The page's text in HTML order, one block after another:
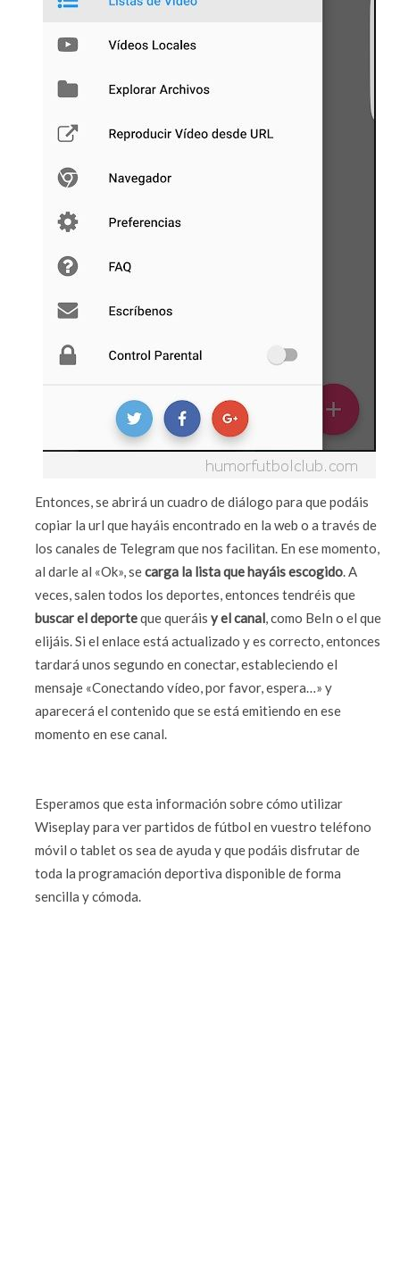
Entonces, se abrirá un cuadro de diálogo para que podáis
copiar la url que hayáis encontrado en la web o a través de
los canales de Telegram que nos facilitan. En ese momento,
al darle al «Ok», secarga la lista que hayáis escogido . A
veces, salen todos los deportes, entonces tendréis que
buscar el deporteque queráis y el canal , como BeIn o el que
elijáis. Si el enlace está actualizado y es correcto, entonces
tardará unos segundo en conectar, estableciendo el
mensaje «Conectando vídeo, por favor, espera…» y
aparecerá el contenido que se está emitiendo en ese
momento en ese canal.
Esperamos que esta información sobre cómo utilizar
Wiseplay para ver partidos de fútbol en vuestro teléfono
móvil o tablet os sea de ayuda y que podáis disfrutar de
toda la programación deportiva disponible de forma
sencilla y cómoda.